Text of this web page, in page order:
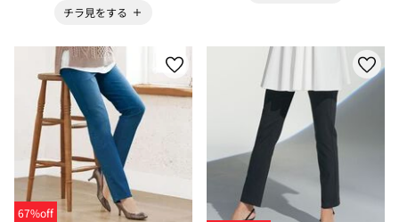
チラ見をする
67%off